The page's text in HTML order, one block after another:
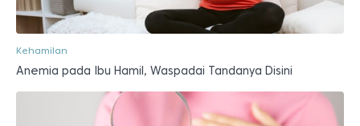
Kehamilan
Anemia pada Ibu Hamil, Waspadai Tandanya Disini